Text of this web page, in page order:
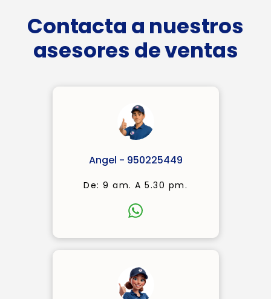
Contacta a nuestros
asesores de ventas
Angel - 950225449
De: 9 am. A 5.30 pm.